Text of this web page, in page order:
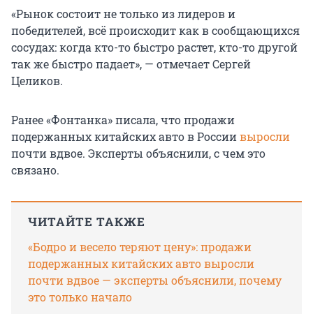
«Рынок состоит не только из лидеров и
победителей, всё происходит как в сообщающихся
сосудах: когда кто-то быстро растет, кто-то другой
так же быстро падает», — отмечает Сергей
Целиков.
Ранее «Фонтанка» писала, что продажи
подержанных китайских авто в Россиивыросли
почти вдвое. Эксперты объяснили, с чем это
связано.
ЧИТАЙТЕ ТАКЖЕ
«Бодро и весело теряют цену»: продажи
подержанных китайских авто выросли
почти вдвое — эксперты объяснили, почему
это только начало